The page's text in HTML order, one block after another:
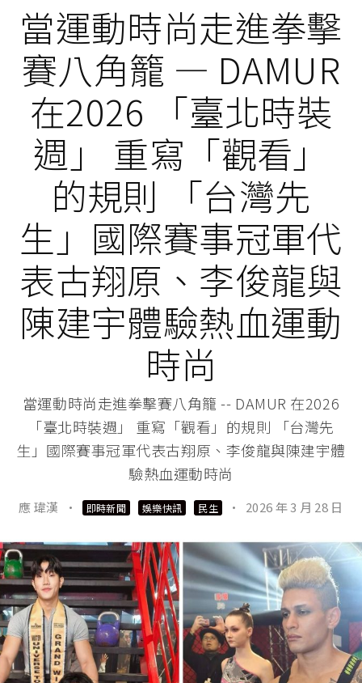
當運動時尚走進拳擊
賽八角籠 — DAMUR
在2026 「臺北時裝
週」 重寫「觀看」
的規則 「台灣先
生」國際賽事冠軍代
表古翔原、李俊龍與
陳建宇體驗熱血運動
時尚
當運動時尚走進拳擊賽八角籠 -- DAMUR 在2026
「臺北時裝週」 重寫「觀看」的規則 「台灣先
生」國際賽事冠軍代表古翔原、李俊龍與陳建宇體
驗熱血運動時尚
應 瑋漢 · 即時新聞 娛樂快訊 民生 · 2026 年 3 月 28 日